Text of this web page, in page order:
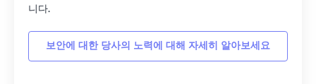
니다.
보안에 대한 당사의 노력에 대해 자세히 알아보세요